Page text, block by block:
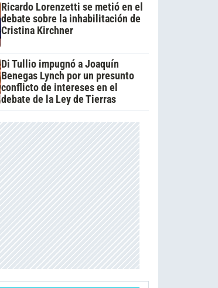
Ricardo Lorenzetti se metió en el
debate sobre la inhabilitación de
Cristina Kirchner
Di Tullio impugnó a Joaquín
Benegas Lynch por un presunto
conflicto de intereses en el
debate de la Ley de Tierras